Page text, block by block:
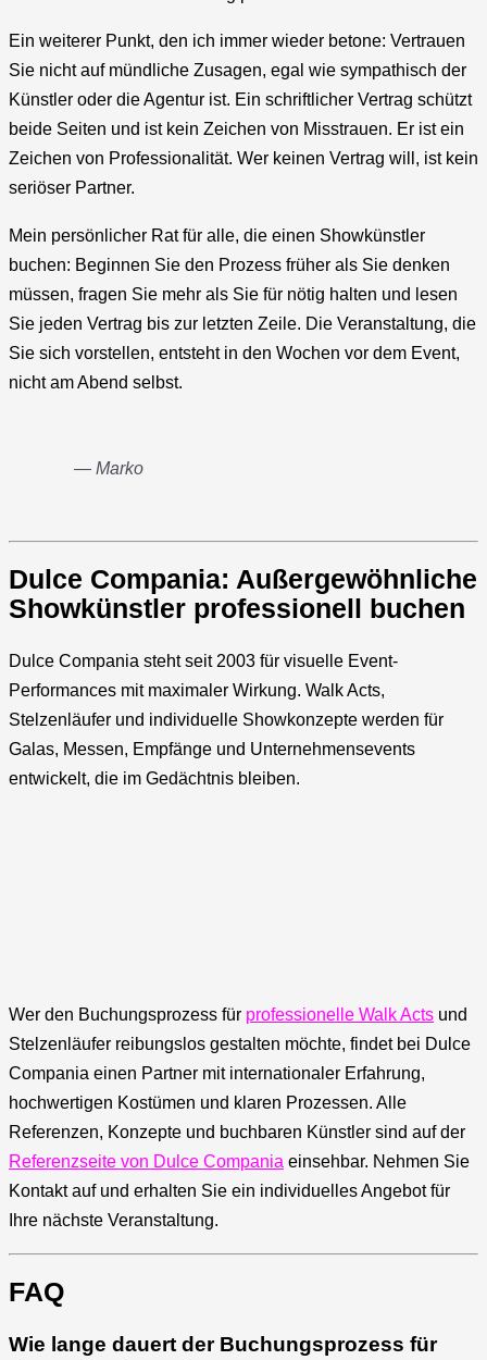
Ein weiterer Punkt, den ich immer wieder betone: Vertrauen
Sie nicht auf mündliche Zusagen, egal wie sympathisch der
Künstler oder die Agentur ist. Ein schriftlicher Vertrag schützt
beide Seiten und ist kein Zeichen von Misstrauen. Er ist ein
Zeichen von Professionalität. Wer keinen Vertrag will, ist kein
seriöser Partner.
Mein persönlicher Rat für alle, die einen Showkünstler
buchen: Beginnen Sie den Prozess früher als Sie denken
müssen, fragen Sie mehr als Sie für nötig halten und lesen
Sie jeden Vertrag bis zur letzten Zeile. Die Veranstaltung, die
Sie sich vorstellen, entsteht in den Wochen vor dem Event,
nicht am Abend selbst.
— Marko
Dulce Compania: Außergewöhnliche
Showkünstler professionell buchen
Dulce Compania steht seit 2003 für visuelle Event-
Performances mit maximaler Wirkung. Walk Acts,
Stelzenläufer und individuelle Showkonzepte werden für
Galas, Messen, Empfänge und Unternehmensevents
entwickelt, die im Gedächtnis bleiben.
Wer den Buchungsprozess für professionelle Walk Acts und
Stelzenläufer reibungslos gestalten möchte, findet bei Dulce
Compania einen Partner mit internationaler Erfahrung,
hochwertigen Kostümen und klaren Prozessen. Alle
Referenzen, Konzepte und buchbaren Künstler sind auf der
Referenzseite von Dulce Compania einsehbar. Nehmen Sie
Kontakt auf und erhalten Sie ein individuelles Angebot für
Ihre nächste Veranstaltung.
FAQ
Wie lange dauert der Buchungsprozess für